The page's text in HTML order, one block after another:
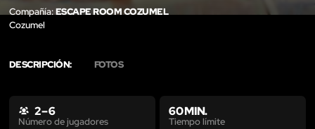
Compañía:ESCAPE ROOM COZUMEL
Cozumel
DESCRIPCIÓN: FOTOS
2 – 6
Número de jugadores
60 MIN.
Tiempo límite